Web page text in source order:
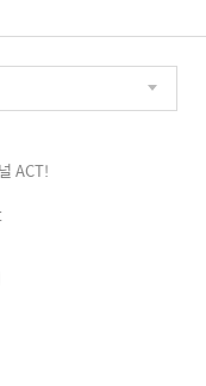
ACT!